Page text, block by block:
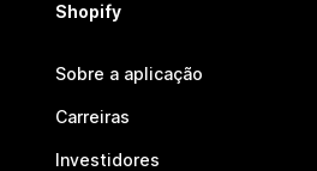
Shopify
Sobre a aplicação
Carreiras
Investidores